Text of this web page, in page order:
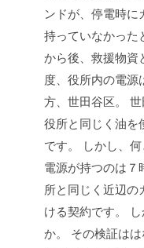
ンドが、停電時に
持っていなかった
から後、救援物資
度、役所内の電源
方、世田谷区。
世
役所と同じく油を
です。
しかし、
電源が持つのは７
所と同じく近辺の
ける契約です。
か。
その検証はは